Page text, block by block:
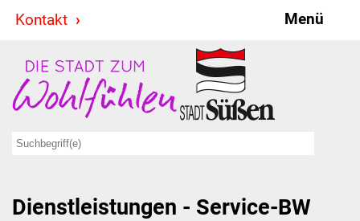
Kontakt Menü
Stadt & Politik
Bürgermeister
Ausschüsse
Dienstleistungen - Service-BW